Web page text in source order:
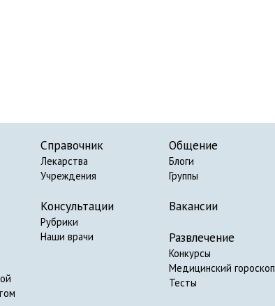
Справочник
Лекарства
Учреждения
Консультации
Рубрики
Наши врачи
Общение
Блоги
Группы
Вакансии
Развлечение
Конкурсы
Медицинский гороскоп
Тесты